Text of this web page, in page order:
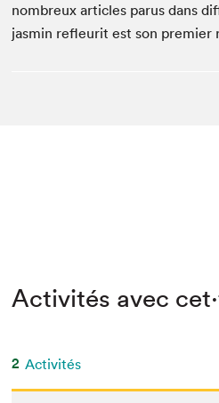
nombreux articles parus dans
jasmin refleurit est son premier
Activités avec
2 Activités